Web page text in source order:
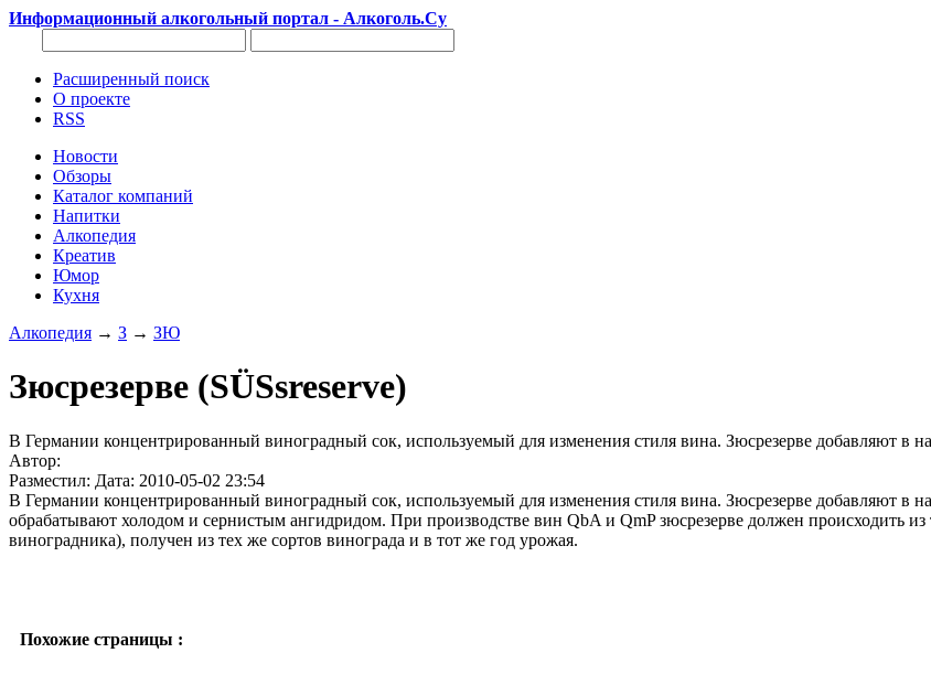
Информационный алкогольный портал - Алкоголь.Су
Расширенный поиск
О проекте
RSS
Новости
Обзоры
Каталог компаний
Напитки
Алкопедия
Креатив
Юмор
Кухня
Алкопедия → З → ЗЮ
Зюсрезерве (SÜSsreserve)
В Германии концентрированный виноградный сок, используемый для изменения стиля вина. Зюсрезерве добавляют в
Автор:
Разместил: Дата: 2010-05-02 23:54
В Германии концентрированный виноградный сок, используемый для изменения стиля вина. Зюсрезерве добавляют в
обрабатывают холодом и сернистым ангидридом. При производстве вин QbA и QmP зюсрезерве должен происходить
виноградника), получен из тех же сортов винограда и в тот же год урожая.
Похожие страницы :